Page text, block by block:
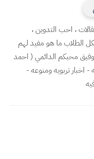
، احب التدوين ،
الطلاب ما هو مفيد لهم
محبكم الدائمي ( احمد
تربويه ومنوعه -